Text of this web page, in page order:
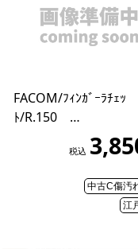
FACOM/ﾌｨﾝｶﾞｰﾗﾁｪｯ
ﾄ/R.150 …
税込
中古C傷汚
江